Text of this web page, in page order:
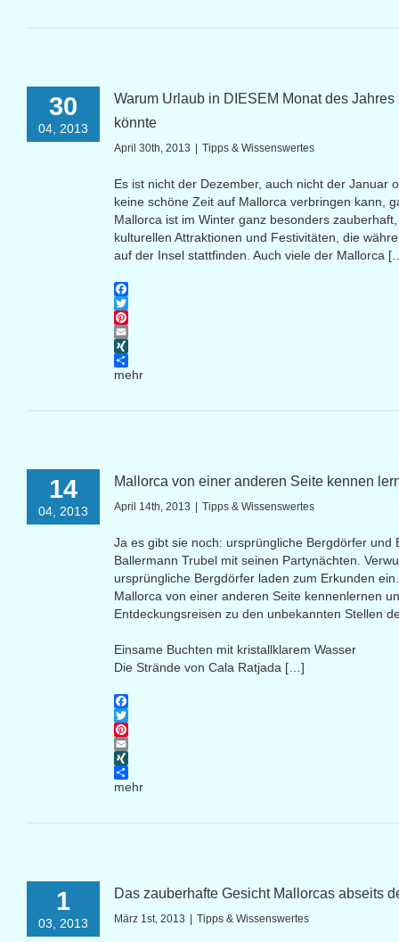
30
04, 2013
Warum Urlaub in DIESEM Monat des
könnte
April 30th, 2013 Tipps & Wissenswertes
Es ist nicht der Dezember, auch nicht der Januar
keine schöne Zeit auf Mallorca verbringen kann,
Mallorca ist im Winter ganz besonders
kulturellen Attraktionen und Festivitäten, die
auf der Insel stattfinden. Auch viele der Mallorca
Facebook
Twitter
Pinterest
Email
XING
mehr
14
04, 2013
Mallorca von einer anderen Seite kennen
April 14th, 2013 Tipps & Wissenswertes
Ja es gibt sie noch: ursprüngliche Bergdörfer und
Ballermann Trubel mit seinen Partynächten.
ursprüngliche Bergdörfer laden zum Erkunden
Mallorca von einer anderen Seite kennenlernen
Entdeckungsreisen zu den unbekannten Stellen
Einsame Buchten mit kristallklarem Wasser
Die Strände von Cala Ratjada […]
Facebook
Twitter
Pinterest
Email
XING
mehr
1
03, 2013
Das zauberhafte Gesicht Mallorcas abseits
März 1st, 2013 Tipps & Wissenswertes